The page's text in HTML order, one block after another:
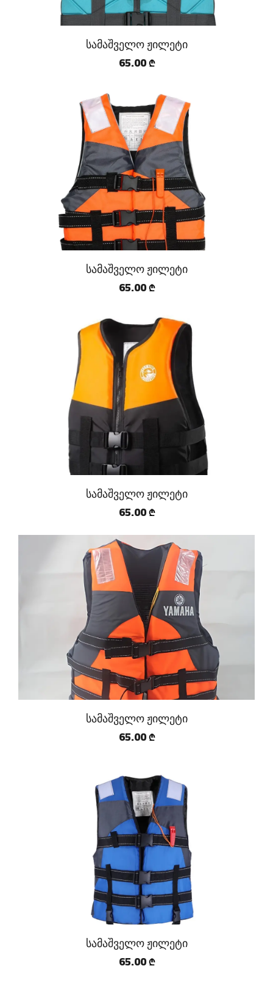
სამაშველო ჟილეტი
65.00 ₾
სამაშველო ჟილეტი
65.00 ₾
სამაშველო ჟილეტი
65.00 ₾
სამაშველო ჟილეტი
65.00 ₾
სამაშველო ჟილეტი
65.00 ₾